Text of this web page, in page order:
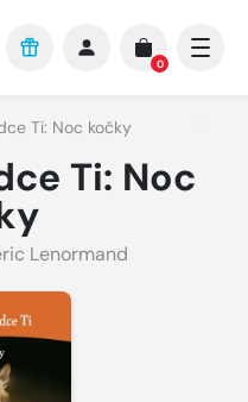
0
Ti: Noc kočky
Ti: Noc
Lenormand